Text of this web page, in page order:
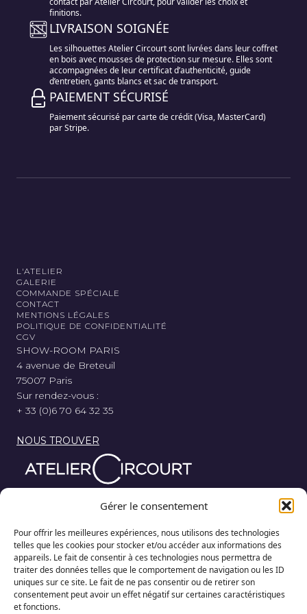
Gérer le consentement
Pour offrir les meilleures expériences, nous utilisons des technologies
telles que les cookies pour stocker et/ou accéder aux informations des
appareils. Le fait de consentir à ces technologies nous permettra de
traiter des données telles que le comportement de navigation ou les ID
uniques sur ce site. Le fait de ne pas consentir ou de retirer son
consentement peut avoir un effet négatif sur certaines caractéristiques
et fonctions.
finitions.
LIVRAISON SOIGNÉE
Les silhouettes Atelier Circourt sont livrées dans leur coffret
en bois avec mousses de protection sur mesure. Elles sont
accompagnées de leur certificat d’authenticité, guide
d’entretien, gants blancs et sac de transport.
PAIEMENT SÉCURISÉ
Paiement sécurisé par carte de crédit (Visa, MasterCard)
par Stripe.
L'ATELIER
GALERIE
COMMANDE SPÉCIALE
CONTACT
MENTIONS LÉGALES
POLITIQUE DE CONFIDENTIALITÉ
CGV
SHOW-ROOM PARIS
4 avenue de Breteuil
75007 Paris
Sur rendez-vous :
+ 33 (0)6 70 64 32 35
NOUS TROUVER
nés de bois, de métal et de gomme, l’Atelier Circourt
revisite la légende automobile dans sa plus simple
expression.